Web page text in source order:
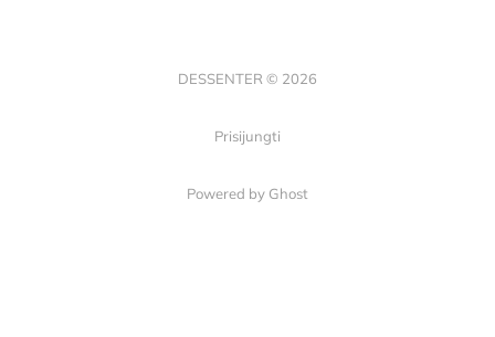
DESSENTER © 2026
Prisijungti
Powered by Ghost